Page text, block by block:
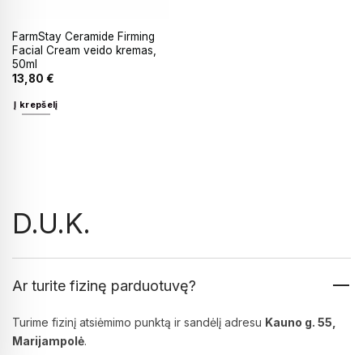
FarmStay Ceramide Firming
Facial Cream veido kremas,
50ml
13,80 €
Į krepšelį
D.U.K.
Ar turite fizinę parduotuvę?
Turime fizinį atsiėmimo punktą ir sandėlį adresu Kauno g. 55,
Marijampolė.